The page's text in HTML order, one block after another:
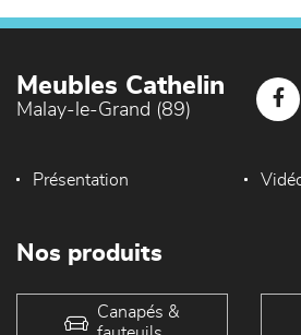
Meubles Cathelin
Malay-le-Grand (89)
Présentation
Nos produits
Canapés &